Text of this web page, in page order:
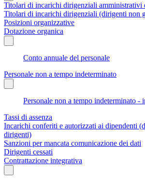
Titolari di incarichi dirigenziali amministrativi
Titolari di incarichi dirigenziali (dirigenti non
Posizioni organizzative
Dotazione organica
Conto annuale del personale
Personale non a tempo indeterminato
Personale non a tempo indeterminato -
Tassi di assenza
Incarichi conferiti e autorizzati ai dipendenti
dirigenti)
Sanzioni per mancata comunicazione dei dati
Dirigenti cessati
Contrattazione integrativa